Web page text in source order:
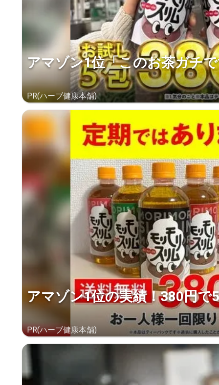
アマゾン1位「このお茶ガチ
PR(ハーブ健康本舗)
アマゾン1位の実績！380円で
PR(ハーブ健康本舗)